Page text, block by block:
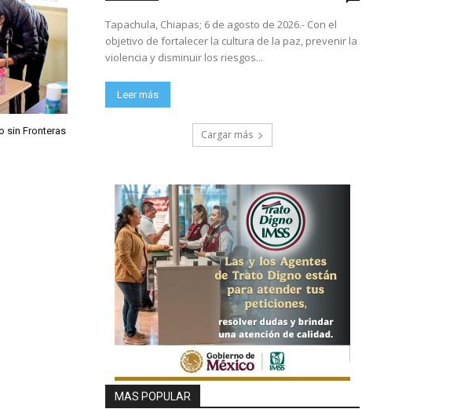
sin Fronteras
Tapachula, Chiapas; 6 de agosto de 2026.- Con el
objetivo de fortalecer la cultura de la paz, prevenir la
violencia y disminuir los riesgos...
Leer más
Cargar más
MAS POPULAR